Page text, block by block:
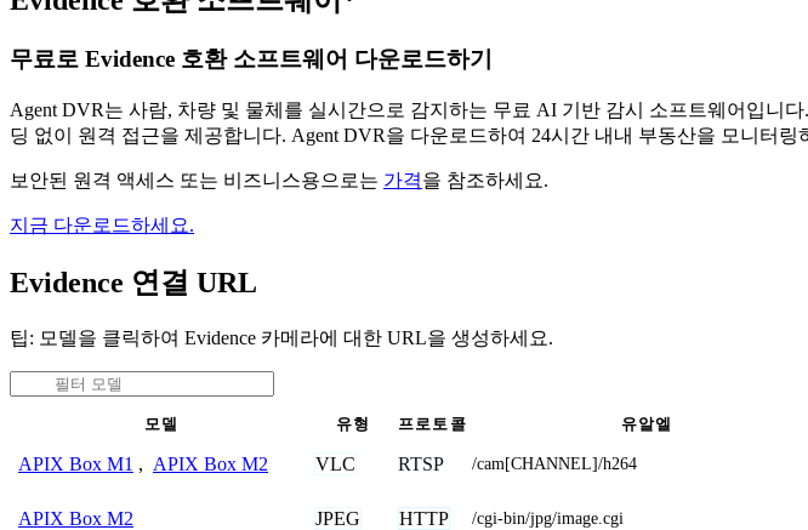
무료로 Evidence 호환 소프트웨어 다운로드하기
Agent DVR는 사람, 차량 및 물체를 실시간으로 감지하는 무료 AI 기반 감시 소프트웨어입니
딩 없이 원격 접근을 제공합니다. Agent DVR을 다운로드하여 24시간 내내 부동산을 모니터링
보안된 원격 액세스 또는 비즈니스용으로는 가격을 참조하세요.
지금 다운로드하세요.
Evidence 연결 URL
팁: 모델을 클릭하여 Evidence 카메라에 대한 URL을 생성하세요.
모델 유형 프로토콜 유알엘
APIX Box M1 , APIX Box M2 VLC RTSP /cam[CHANNEL]/h264
APIX Box M2 JPEG HTTP /cgi-bin/jpg/image.cgi